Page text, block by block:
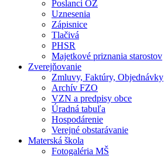
Poslanci OZ
Uznesenia
Zápisnice
Tlačivá
PHSR
Majetkové priznania starostov
Zverejňovanie
Zmluvy, Faktúry, Objednávky
Archív FZO
VZN a predpisy obce
Úradná tabuľa
Hospodárenie
Verejné obstarávanie
Materská škola
Fotogaléria MŠ